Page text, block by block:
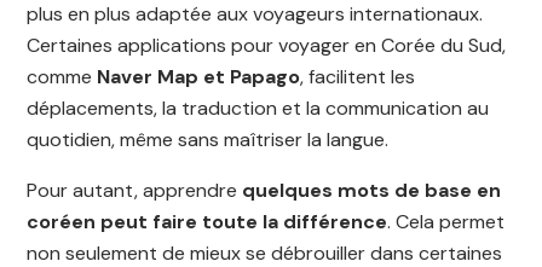
plus en plus adaptée aux voyageurs internationaux.
Certaines applications pour voyager en Corée du Sud,
comme Naver Map et Papago, facilitent les
déplacements, la traduction et la communication au
quotidien, même sans maîtriser la langue.
Pour autant, apprendre quelques mots de base en
coréen peut faire toute la différence. Cela permet
non seulement de mieux se débrouiller dans certaines